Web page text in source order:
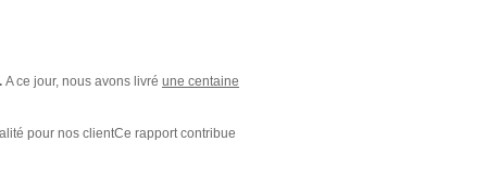
. A ce jour, nous avons livré une centaine
pour nos clientCe rapport contribue